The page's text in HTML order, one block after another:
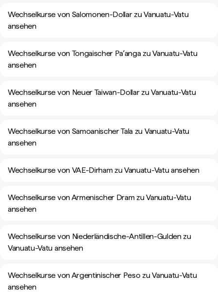
Wechselkurse von Salomonen-Dollar zu Vanuatu-Vatu
ansehen
Wechselkurse von Tongaischer Paʻanga zu Vanuatu-Vatu
ansehen
Wechselkurse von Neuer Taiwan-Dollar zu Vanuatu-Vatu
ansehen
Wechselkurse von Samoanischer Tala zu Vanuatu-Vatu
ansehen
Wechselkurse von VAE-Dirham zu Vanuatu-Vatu ansehen
Wechselkurse von Armenischer Dram zu Vanuatu-Vatu
ansehen
Wechselkurse von Niederländische-Antillen-Gulden zu
Vanuatu-Vatu ansehen
Wechselkurse von Argentinischer Peso zu Vanuatu-Vatu
ansehen